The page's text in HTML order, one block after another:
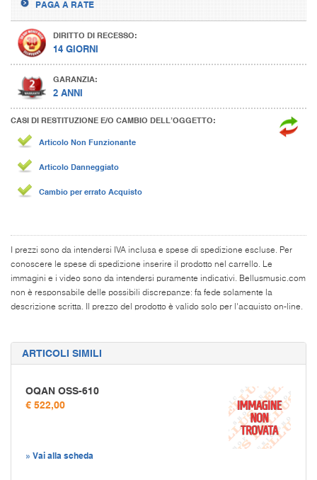
PAGA A RATE
DIRITTO DI RECESSO:
14 GIORNI
GARANZIA:
2 ANNI
CASI DI RESTITUZIONE E/O CAMBIO DELL’OGGETTO:
Articolo Non Funzionante
Articolo Danneggiato
Cambio per errato Acquisto
I prezzi sono da intendersi IVA inclusa e spese di spedizione escluse. Per
conoscere le spese di spedizione inserire il prodotto nel carrello. Le
immagini e i video sono da intendersi puramente indicativi. Bellusmusic.com
non è responsabile delle possibili discrepanze: fa fede solamente la
descrizione scritta. Il prezzo del prodotto è valido solo per l'acquisto on-line.
ARTICOLI SIMILI
OQAN OSS-610
€ 522,00
» Vai alla scheda